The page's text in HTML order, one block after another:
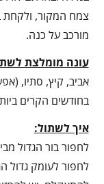
צמח המקור, ולקחת
מורכב על כנה.
עונה מומלצת
אביב, קיץ, סתיו,
בחודשים הקרים
איך לשתול:
לחפור בור הגדול
לחפור לעומק גדול